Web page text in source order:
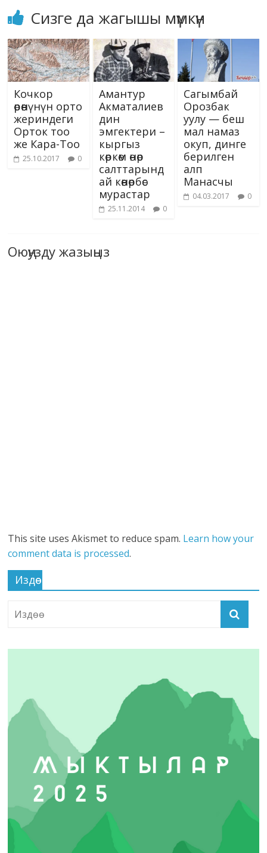
Сизге да жагышы мүмкүн
Кочкор
өрөөнүнүн орто
жериндеги
Орток тоо
же Кара-Тоо
25.10.2017 0
Амантур
Акматалиев
дин
эмгектери –
кыргыз
көркөм өнөр
салттарынд
ай көөнөрбөс
мурастар
25.11.2014 0
Сагымбай
Орозбак
уулу — беш
мал намаз
окуп, динге
берилген
алп
Манасчы
04.03.2017 0
Оюңузду жазыңыз
This site uses Akismet to reduce spam. Learn how your
comment data is processed.
Издөө